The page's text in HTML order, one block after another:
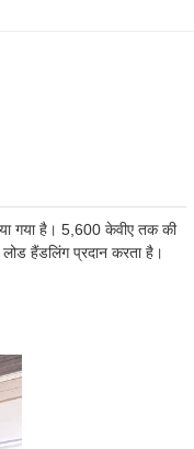
गया है। 5,600 केवीए तक की
हैंडलिंग प्रदान करता है।